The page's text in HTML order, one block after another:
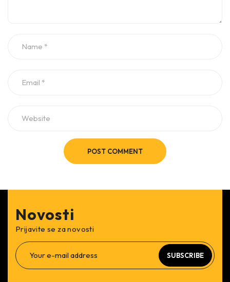
POST COMMENT
Novosti
Prijavite se za novosti
SUBSCRIBE